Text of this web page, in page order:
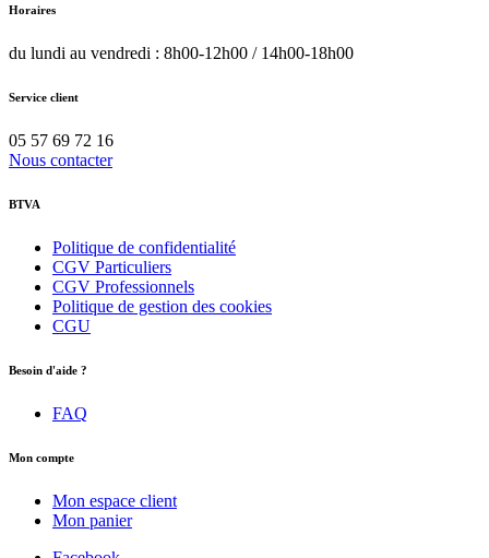
Horaires
du lundi au vendredi : 8h00-12h00 / 14h00-18h00
Service client
05 57 69 72 16
Nous contacter
BTVA
Politique de confidentialité
CGV Particuliers
CGV Professionnels
Politique de gestion des cookies
CGU
Besoin d'aide ?
FAQ
Mon compte
Mon espace client
Mon panier